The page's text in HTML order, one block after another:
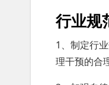
行业规
1、制定行
理干预的合